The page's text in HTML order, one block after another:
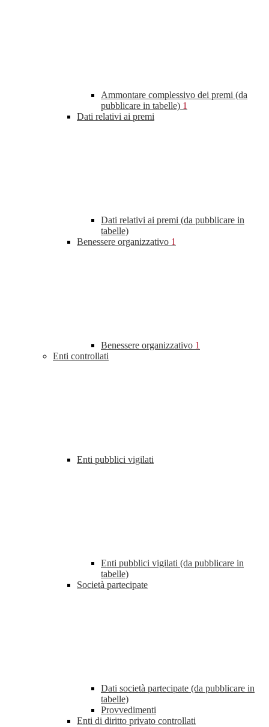
Ammontare complessivo dei premi (da
pubblicare in tabelle) 1
Dati relativi ai premi
Dati relativi ai premi (da pubblicare in
tabelle)
Benessere organizzativo 1
Benessere organizzativo 1
Enti controllati
Enti pubblici vigilati
Enti pubblici vigilati (da pubblicare in
tabelle)
Società partecipate
Dati società partecipate (da pubblicare in
tabelle)
Provvedimenti
Enti di diritto privato controllati